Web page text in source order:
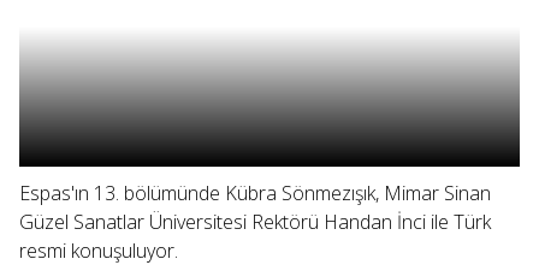
Espas'ın 13. bölümünde Kübra Sönmezışık, Mimar Sinan
Güzel Sanatlar Üniversitesi Rektörü Handan İnci ile Türk
resmi konuşuluyor.